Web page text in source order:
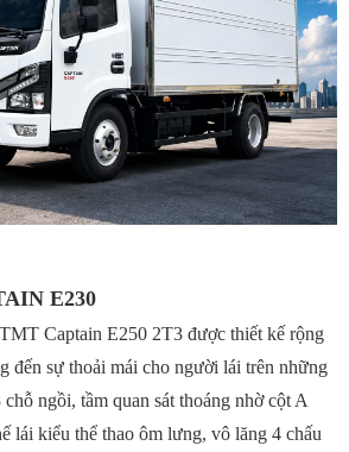
E230
Captain E250 2T3 được thiết kế rộng
đến sự thoải mái cho người lái trên những
ngồi, tầm quan sát thoáng nhờ cột A
lái kiểu thể thao ôm lưng, vô lăng 4 chấu